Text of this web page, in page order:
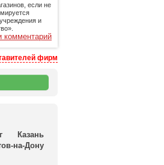
если не
и
комментарий
фирм
Казань
на-Дону